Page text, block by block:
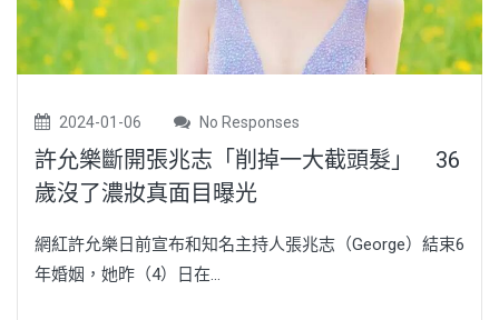
2024-01-06 No Responses
許允樂斷開張兆志「削掉一大截頭髮」 36
歲沒了濃妝真面目曝光
網紅許允樂日前宣布和知名主持人張兆志（George）結束6
年婚姻，她昨（4）日在...